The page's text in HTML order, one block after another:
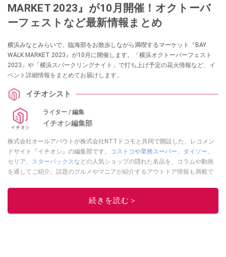
MARKET 2023』が10月開催！オクトーバ
ーフェストなど最新情報まとめ
横浜みなとみらいで、臨海部をお散歩しながら満喫するマーケット『BAY
WALK MARKET 2023』が10月に開催します。「横浜オクトーバーフェスト
2023」や「横浜スパークリングナイト」で打ち上げ予定の花火情報など、イ
ベント詳細情報をまとめてお届けします。
イチオシスト
ライター / 編集
イチオシ編集部
株式会社オールアバウトが株式会社NTTドコモと共同で開設した、レコメン
ドサイト『イチオシ』の編集部です。
コストコや業務スーパー、 ダイソー、
セリア、 スターバックスなどの人気ショップの隠れた名品を、コラムや動画
を通してご紹介。話題のグルメやマニアが紹介するアウトドア情報も満載で
レビューしています。毎日トレンド情報をお届けしているので、ぜひ
してください！続きを読む＞